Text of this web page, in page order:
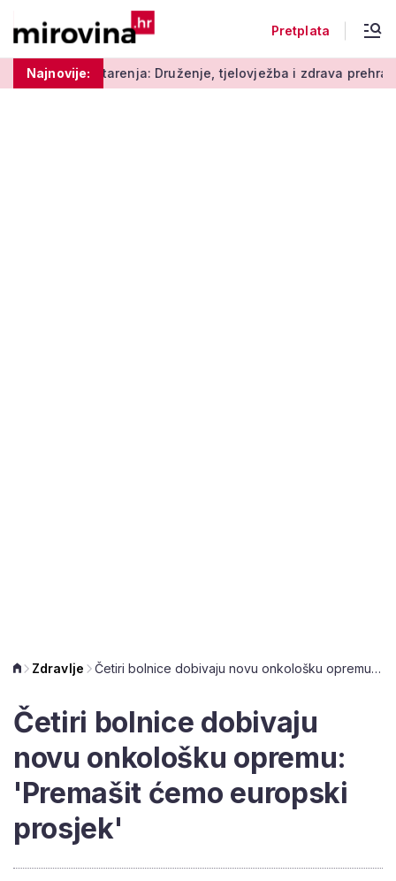
Pretplata
Najnovije:
Druženje, tjelovježba i zdrava prehrana za
Zdravlje Četiri bolnice dobivaju novu onkološku opremu: 'Premašit ćemo europski prosjek'
Četiri bolnice dobivaju
novu onkološku opremu:
'Premašit ćemo europski
prosjek'